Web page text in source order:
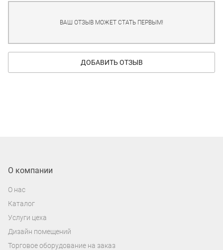
ВАШ ОТЗЫВ МОЖЕТ СТАТЬ ПЕРВЫМ!
ДОБАВИТЬ ОТЗЫВ
О компании
О нас
Каталог
Услуги цеха
Дизайн помещений
Торговое оборудование на заказ